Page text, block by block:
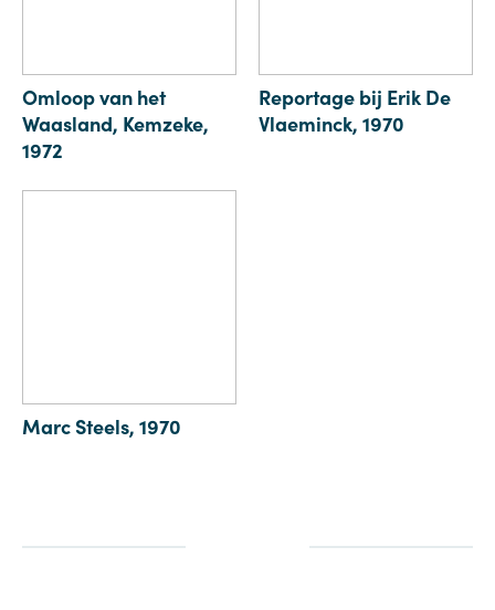
Omloop van het
Waasland, Kemzeke,
1972
Reportage bij Erik De
Vlaeminck, 1970
Marc Steels, 1970